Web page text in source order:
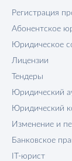
Регистрация
Абонентское
Юридическое
Лицензии
Тендеры
Юридический
Юридический
Изменение и
Банковское
IT-юрист